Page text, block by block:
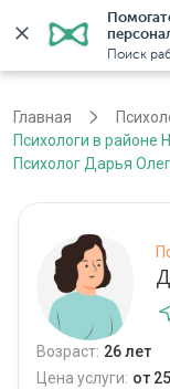
Поиск
Главная
Психологи в районе
Психолог Дарья
Возраст: 26 лет
Цена услуги: от